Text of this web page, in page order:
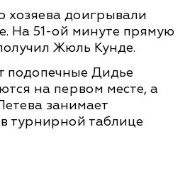
хозяева доигрывали
На 51-ой минуте прямую
Жюль Кунде.
подопечные Дидье
на первом месте, а
занимает
турнирной таблице